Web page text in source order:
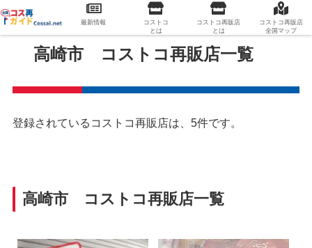
高崎市 コストコ再販店一覧
登録されているコストコ再販店は、5件です。
高崎市 コストコ再販店一覧
最新情報
コストコ
とは
コストコ再販店
とは
コストコ再販店
全国マップ